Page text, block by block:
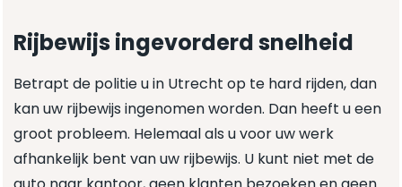
Rijbewijs ingevorderd snelheid
Betrapt de politie u in Utrecht op te hard rijden, dan
kan uw rijbewijs ingenomen worden. Dan heeft u een
groot probleem. Helemaal als u voor uw werk
afhankelijk bent van uw rijbewijs. U kunt niet met de